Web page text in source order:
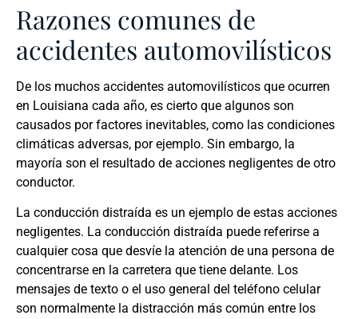
Razones comunes de
accidentes automovilísticos
De los muchos accidentes automovilísticos que ocurren
en Louisiana cada año, es cierto que algunos son
causados por factores inevitables, como las condiciones
climáticas adversas, por ejemplo. Sin embargo, la
mayoría son el resultado de acciones negligentes de otro
conductor.
La conducción distraída es un ejemplo de estas acciones
negligentes. La conducción distraída puede referirse a
cualquier cosa que desvíe la atención de una persona de
concentrarse en la carretera que tiene delante. Los
mensajes de texto o el uso general del teléfono celular
son normalmente la distracción más común entre los